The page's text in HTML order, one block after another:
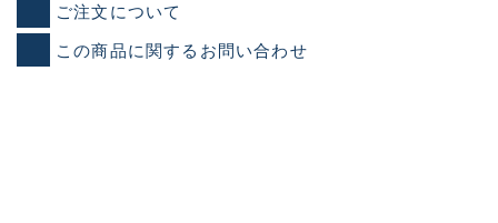
ご注文について
この商品に関するお問い合わせ